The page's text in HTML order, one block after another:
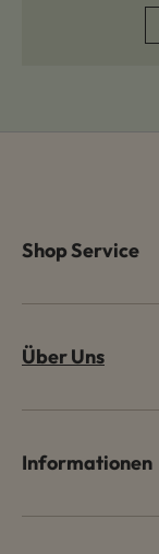
Shop Service
Über Uns
Informationen